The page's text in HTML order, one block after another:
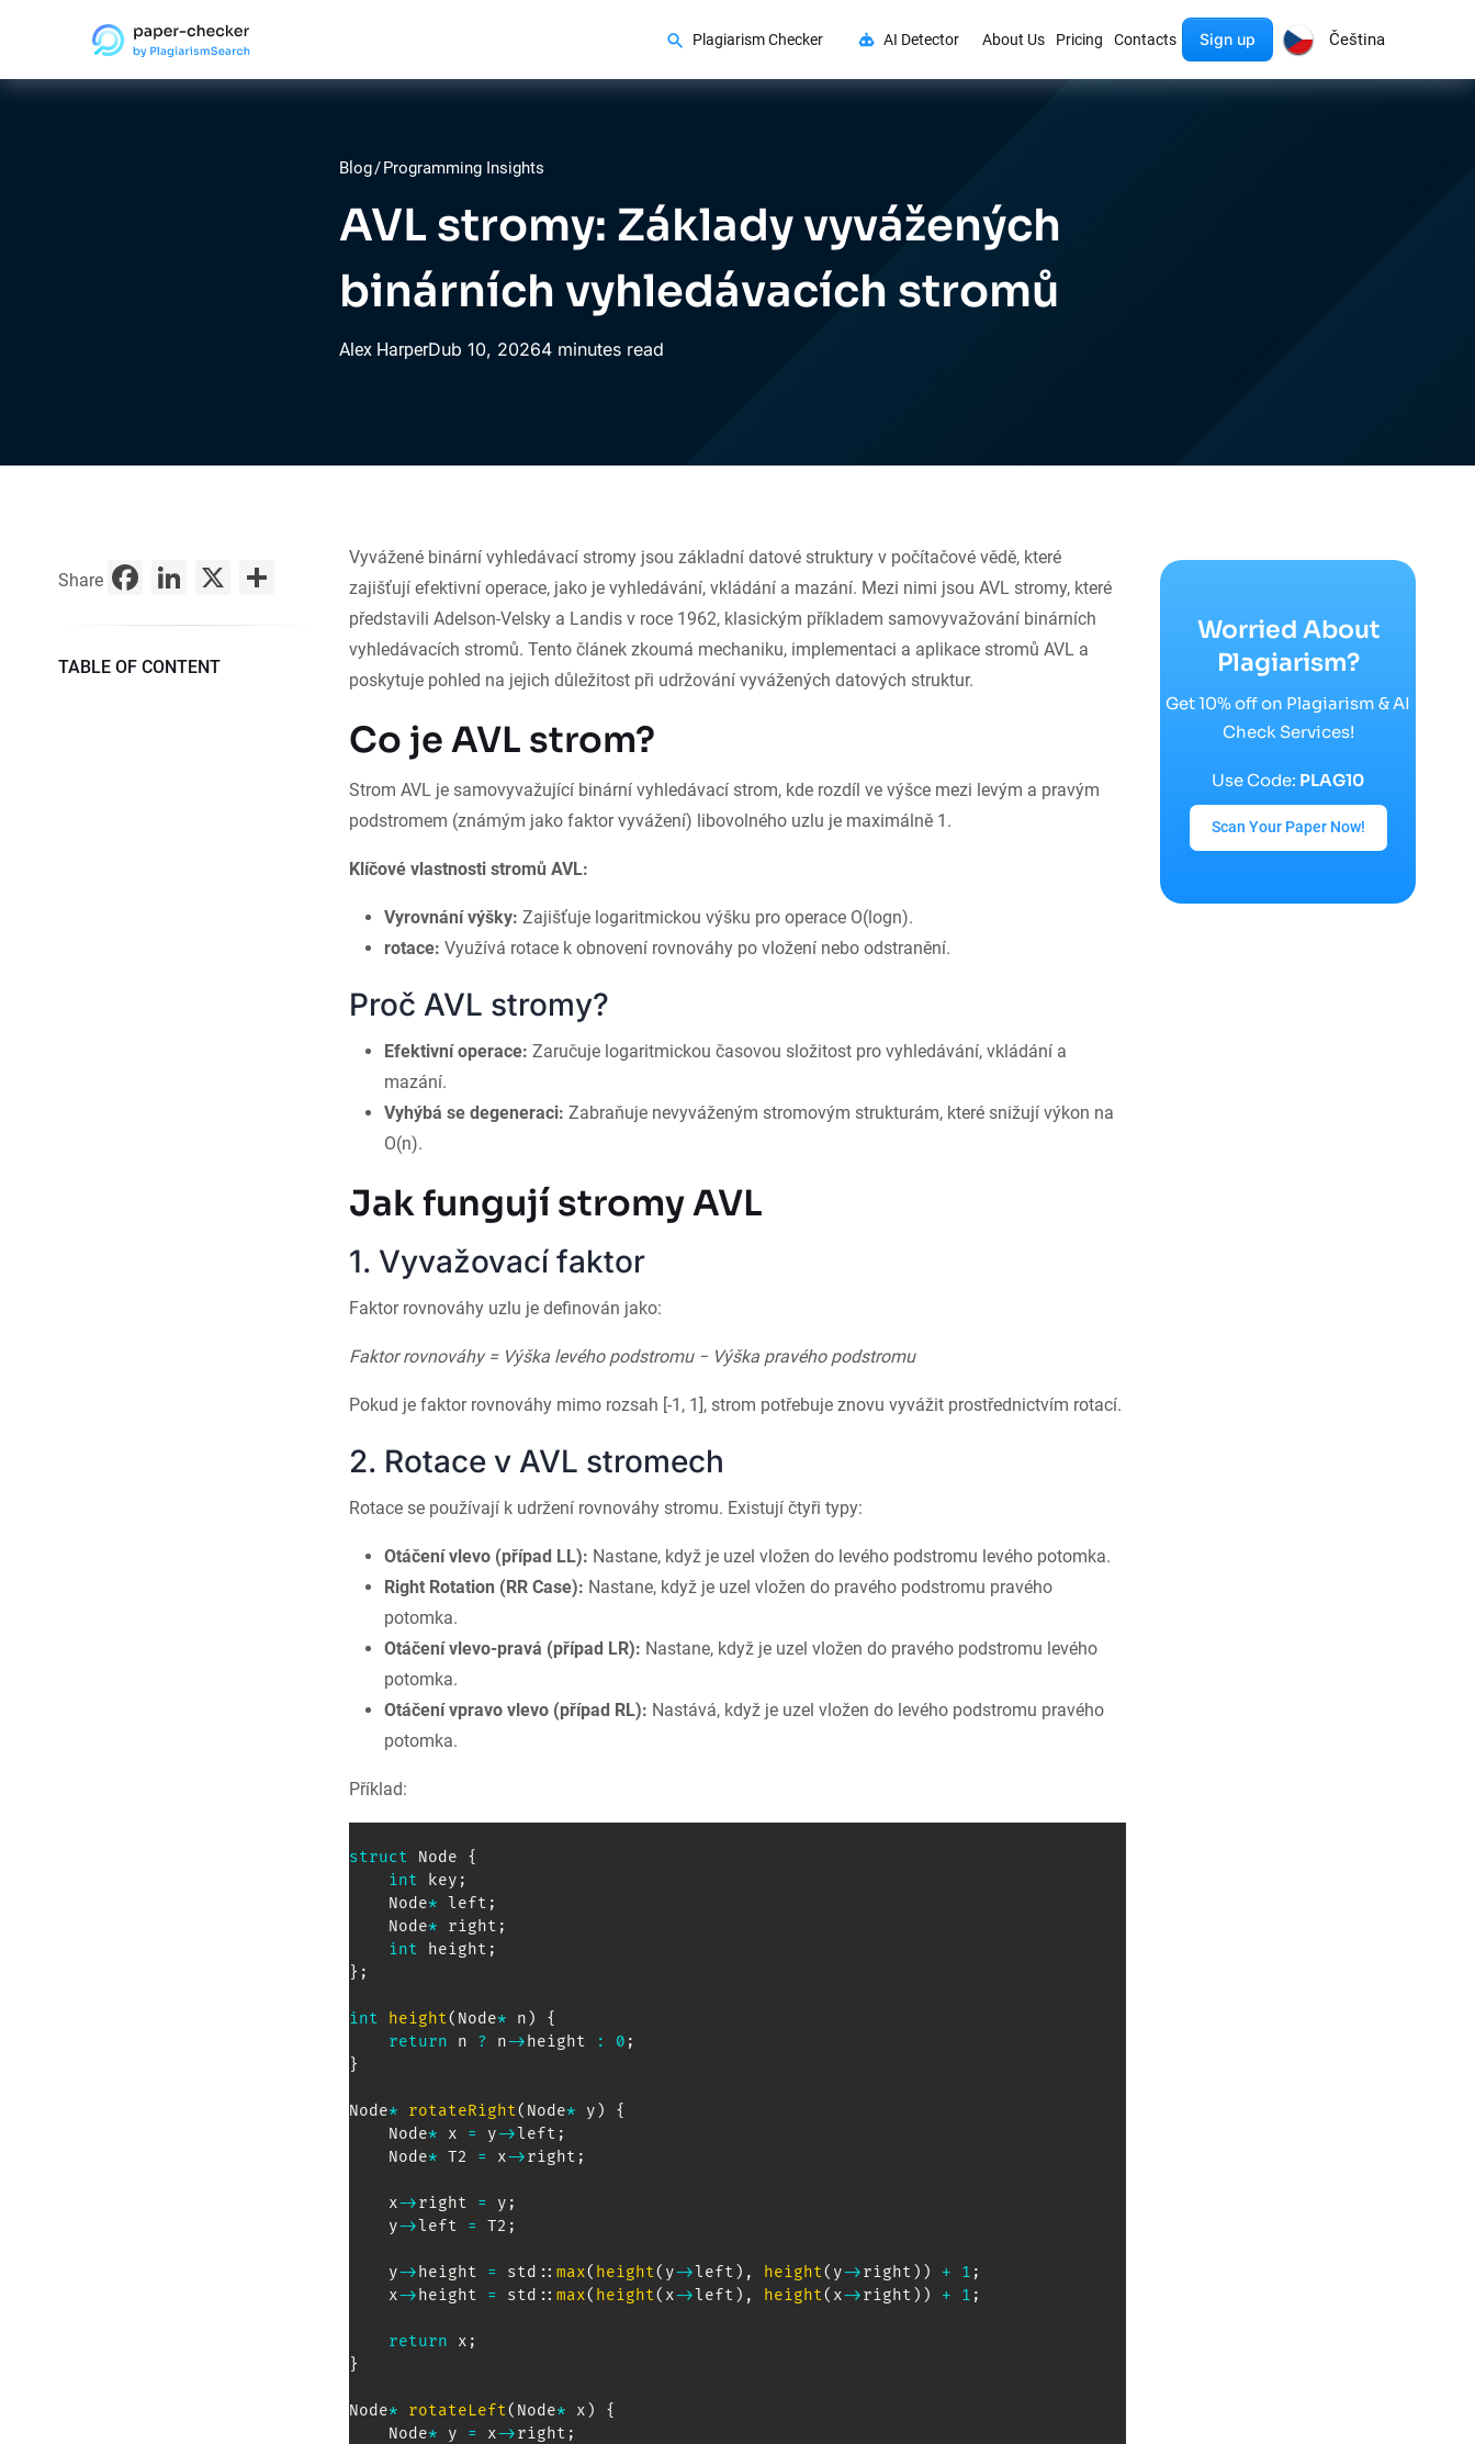
Plagiarism Checker AI Detector About Us Pricing Contacts Sign up Čeština
Blog/Programming Insights
AVL stromy: Základy vyvážených
binárních vyhledávacích stromů
Alex HarperDub 10, 20264 minutes read
Share Facebook
LinkedIn
X Share
TABLE OF CONTENT
Vyvážené binární vyhledávací stromy jsou základní datové struktury v počítačové vědě, které
zajišťují efektivní operace, jako je vyhledávání, vkládání a mazání. Mezi nimi jsou AVL stromy, které
představili Adelson-Velsky a Landis v roce 1962, klasickým příkladem samovyvažování binárních
vyhledávacích stromů. Tento článek zkoumá mechaniku, implementaci a aplikace stromů AVL a
poskytuje pohled na jejich důležitost při udržování vyvážených datových struktur.
Co je AVL strom?
Strom AVL je samovyvažující binární vyhledávací strom, kde rozdíl ve výšce mezi levým a pravým
podstromem (známým jako faktor vyvážení) libovolného uzlu je maximálně 1.
Klíčové vlastnosti stromů AVL:
Vyrovnání výšky: Zajišťuje logaritmickou výšku pro operace O(log⁡n).
rotace: Využívá rotace k obnovení rovnováhy po vložení nebo odstranění.
Proč AVL stromy?
Efektivní operace: Zaručuje logaritmickou časovou složitost pro vyhledávání, vkládání a
mazání.
Vyhýbá se degeneraci: Zabraňuje nevyváženým stromovým strukturám, které snižují výkon na
O(n).
Jak fungují stromy AVL
1. Vyvažovací faktor
Faktor rovnováhy uzlu je definován jako:
Faktor rovnováhy = Výška levého podstromu − Výška pravého podstromu
Pokud je faktor rovnováhy mimo rozsah [-1, 1], strom potřebuje znovu vyvážit prostřednictvím rotací.
2. Rotace v AVL stromech
Rotace se používají k udržení rovnováhy stromu. Existují čtyři typy:
Otáčení vlevo (případ LL): Nastane, když je uzel vložen do levého podstromu levého potomka.
Right Rotation (RR Case): Nastane, když je uzel vložen do pravého podstromu pravého
potomka.
Otáčení vlevo-pravá (případ LR): Nastane, když je uzel vložen do pravého podstromu levého
potomka.
Otáčení vpravo vlevo (případ RL): Nastává, když je uzel vložen do levého podstromu pravého
potomka.
Příklad:
struct Node
{
int key ;
    Node
* left ;
    Node
* right ;
int height ;
} ;
int height( Node* n )
{
return n ? n-> height : 0 ;
}
Node* rotateRight( Node* y )
{
    Node
* x = y->left ;
    Node
* T2 = x->right ;
    x
->right = y ;
    y
->left = T2 ;
    y
-> height = std :: max( height( y->left ) , height( y->right ) ) + 1 ;
    x
-> height = std :: max( height( x->left ) , height( x->right ) ) + 1 ;
return x ;
}
Node* rotateLeft( Node* x )
{
    Node
* y = x->right ;
Worried About
Plagiarism?
Get 10% off on Plagiarism & AI
Check Services!
Use Code: PLAG10
Scan Your Paper Now!